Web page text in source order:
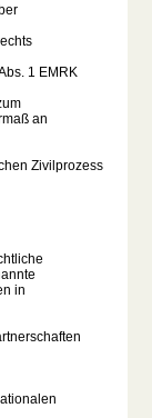
1 EMRK
an
Zivilprozess
in